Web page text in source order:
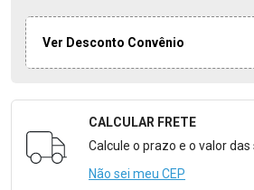
Ver Desconto Convênio
Formulário para Calcular o
CALCULAR FRETE
Calcule o prazo e o valor
Não sei meu CEP